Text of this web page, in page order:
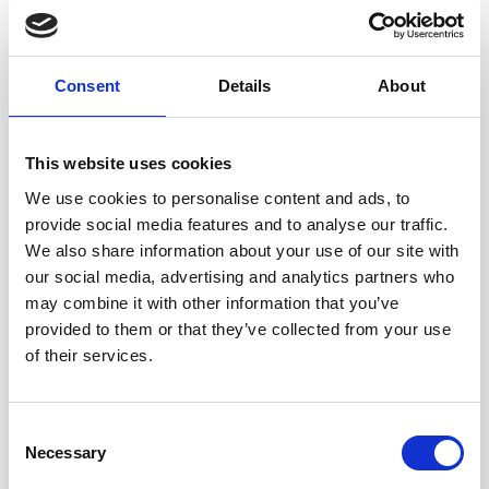
Consent Details About
This website uses cookies
We use cookies to personalise content and ads, to
provide social media features and to analyse our traffic.
We also share information about your use of our site with
our social media, advertising and analytics partners who
may combine it with other information that you’ve
provided to them or that they’ve collected from your use
of their services.
Selection
Necessary